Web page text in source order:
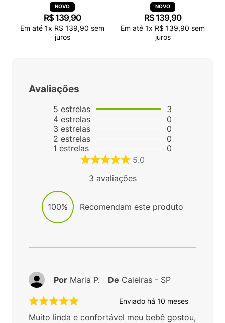
PRETO 38115
R$ 139,90
Em até 1x R$ 139,90 sem
juros
PRETO 38115
R$ 139,90
Em até 1x R$ 139,90 sem
juros
Avaliações
5 estrelas
4 estrelas
3 estrelas
2 estrelas
1 estrelas
3
0
0
0
0
5.0
3 avaliações
100% Recomendam este produto
Enviado há 10 meses
Muito linda e confortável meu bebê gostou,
Por Maria P. De Caieiras - SP